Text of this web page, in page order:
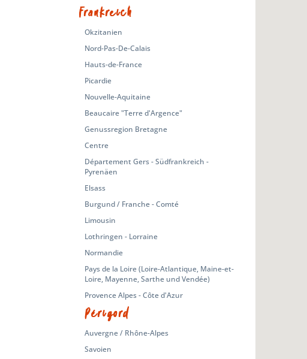
Frankreich
Okzitanien
Nord-Pas-De-Calais
Hauts-de-France
Picardie
Nouvelle-Aquitaine
Beaucaire "Terre d'Argence"
Genussregion Bretagne
Centre
Département Gers - Südfrankreich -
Pyrenäen
Elsass
Burgund / Franche - Comté
Limousin
Lothringen - Lorraine
Normandie
Pays de la Loire (Loire-Atlantique, Maine-et-
Loire, Mayenne, Sarthe und Vendée)
Provence Alpes - Côte d'Azur
Périgord
Auvergne / Rhône-Alpes
Savoien